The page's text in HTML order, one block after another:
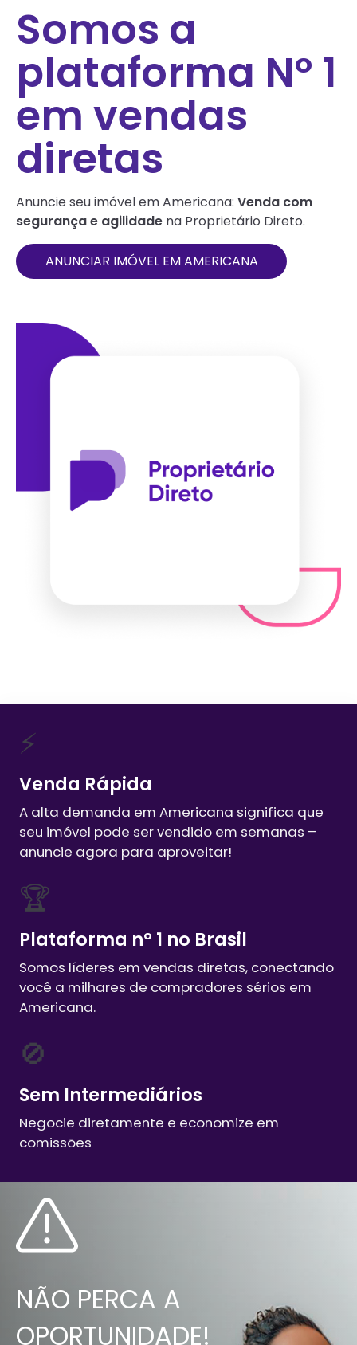
Somos a
plataforma Nº 1
em vendas
diretas
Anuncie seu imóvel emAmericana: Venda com
segurança e agilidade na Proprietário Direto.
ANUNCIAR IMÓVEL EMAMERICANA
⚡
Venda Rápida
A alta demanda em Americana significa que
seu imóvel pode ser vendido em semanas –
anuncie agora para aproveitar!
🏆
Plataforma nº 1 no Brasil
Somos líderes em vendas diretas, conectando
você a milhares de compradores sérios em
Americana.
🚫
Sem Intermediários
Negocie diretamente e economize em
comissões
NÃO PERCA A
OPORTUNIDADE!